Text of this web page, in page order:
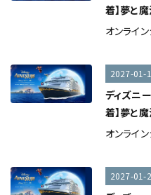
着】夢と
オンライ
2027-01-
ディズニ
着】夢と
オンライ
2027-01-